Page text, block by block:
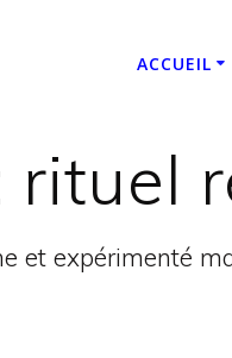
ACCUEIL
rituel
et expérimenté